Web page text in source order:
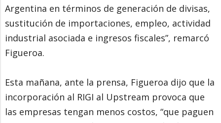
Argentina en términos de generación de divisas,
sustitución de importaciones, empleo, actividad
industrial asociada e ingresos fiscales”, remarcó
Figueroa.
Esta mañana, ante la prensa, Figueroa dijo que la
incorporación al RIGI al Upstream provoca que
las empresas tengan menos costos, “que paguen